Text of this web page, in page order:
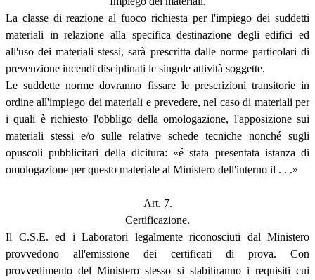
La classe di reazione al fuoco richiesta per l'impiego dei suddetti
materiali in relazione alla specifica destinazione degli edifici ed
all'uso dei materiali stessi, sarà prescritta dalle norme particolari di
prevenzione incendi disciplinati le singole attività soggette.
Le suddette norme dovranno fissare le prescrizioni transitorie in
ordine all'impiego dei materiali e prevedere, nel caso di materiali per
i quali è richiesto l'obbligo della omologazione, l'apposizione sui
materiali stessi e/o sulle relative schede tecniche nonché sugli
opuscoli pubblicitari della dicitura: «é stata presentata istanza di
omologazione per questo materiale al Ministero dell'interno il . . .»
Art. 7.
Certificazione.
Il C.S.E. ed i Laboratori legalmente riconosciuti dal Ministero
provvedono all'emissione dei certificati di prova. Con
provvedimento del Ministero stesso si stabiliranno i requisiti cui